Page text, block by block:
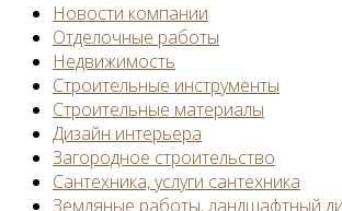
Новости компании
Отделочные работы
Недвижимость
Строительные инструменты
Строительные материалы
Дизайн интерьера
Загородное строительство
Сантехника, услуги сантехника
Земляные работы, ландшафтный